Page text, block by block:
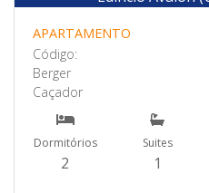
APARTAMENTO
Código:
Berger
Caçador
Dormitórios
2
Suites
1